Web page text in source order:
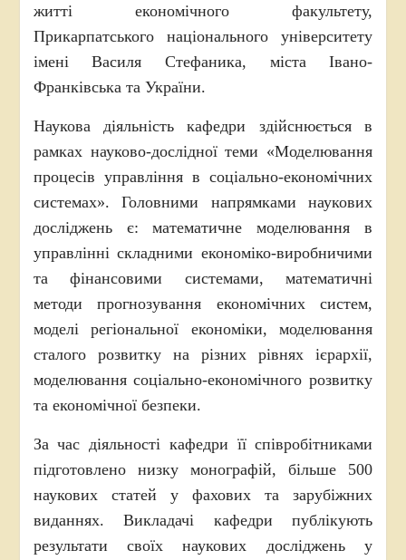
житті економічного факультету,
Прикарпатського національного університету
імені Василя Стефаника, міста Івано-
Франківська та України.
Наукова діяльність кафедри здійснюється в
рамках науково-дослідної теми «Моделювання
процесів управління в соціально-економічних
системах». Головними напрямками наукових
досліджень є: математичне моделювання в
управлінні складними економіко-виробничими
та фінансовими системами, математичні
методи прогнозування економічних систем,
моделі регіональної економіки, моделювання
сталого розвитку на різних рівнях ієрархії,
моделювання соціально-економічного розвитку
та економічної безпеки.
За час діяльності кафедри її співробітниками
підготовлено низку монографій, більше 500
наукових статей у фахових та зарубіжних
виданнях. Викладачі кафедри публікують
результати своїх наукових досліджень у